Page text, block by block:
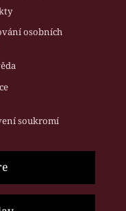
osobních
soukromí